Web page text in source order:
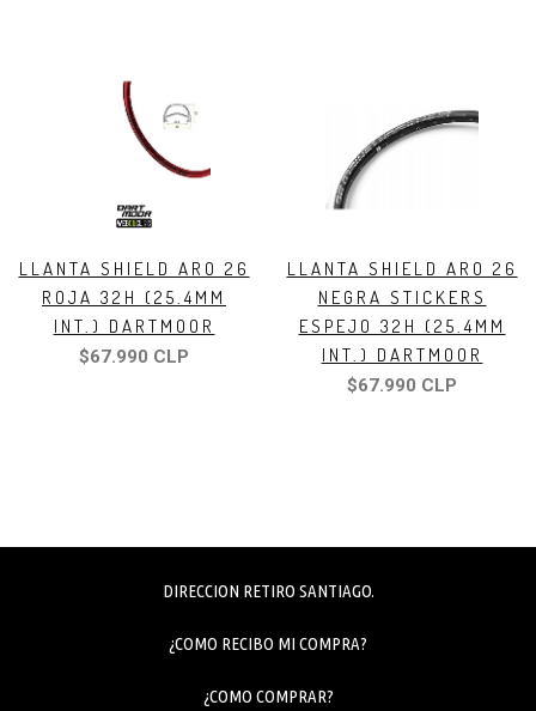
LLANTA SHIELD ARO 26
ROJA 32H (25.4MM
INT.) DARTMOOR
$67.990 CLP
LLANTA SHIELD ARO 26
NEGRA STICKERS
ESPEJO 32H (25.4MM
INT.) DARTMOOR
$67.990 CLP
DIRECCION RETIRO SANTIAGO.
¿COMO RECIBO MI COMPRA?
¿COMO COMPRAR?